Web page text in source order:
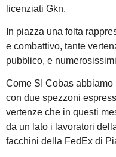
licenziati Gkn.
In piazza una folta
e combattivo, tante
pubblico, e
Come SI Cobas
con due spezzoni
vertenze che in questi
da un lato i lavoratori
facchini della FedEx di